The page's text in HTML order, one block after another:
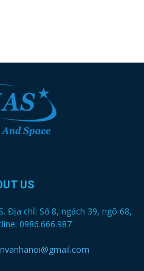
US
Địa chỉ: Số 8, ngách 39, ngõ 68,
0986.666.987